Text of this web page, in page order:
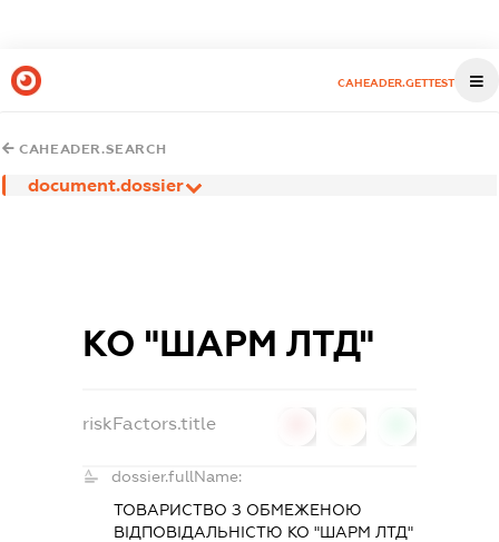
CAHEADER.GETTEST
CAHEADER.SEARCH
document.dossier
КО "ШАРМ ЛТД"
riskFactors.title
dossier.fullName:
ТОВАРИСТВО З ОБМЕЖЕНОЮ
ВІДПОВІДАЛЬНІСТЮ КО "ШАРМ ЛТД"